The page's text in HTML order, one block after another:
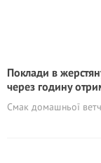
Поклади в
через годину
Смак домашньої